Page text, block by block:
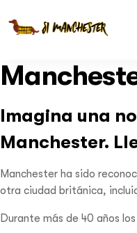
Imagina una
Manchester.
Manchester ha sido
otra ciudad británica,
Durante más de 40 años